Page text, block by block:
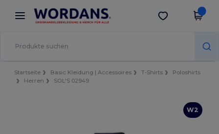
× Wordans App
Bessere Preise in der App!
App holen
Startseite Basic Kleidung | Accessoires T-Shirts
Poloshirts
Herren
SOL'S 02949
W2